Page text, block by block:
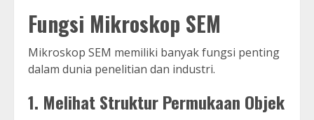
Fungsi Mikroskop SEM
Mikroskop SEM memiliki banyak fungsi penting
dalam dunia penelitian dan industri.
1. Melihat Struktur Permukaan Objek